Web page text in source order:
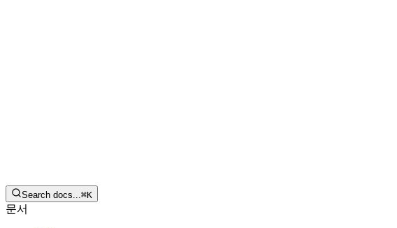
Search docs...⌘K
문서